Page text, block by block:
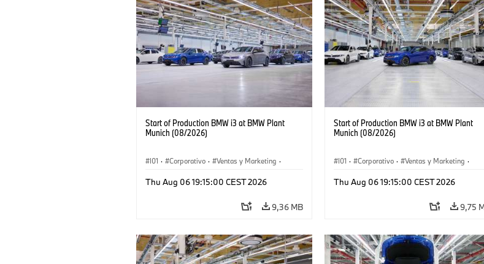
Start of Production BMW i3 at BMW Plant
Munich (08/2026)
I01 · Corporativo · Ventas y Marketing ·
Thu Aug 06 19:15:00 CEST 2026
9,36 MB
Start of Production BMW i3 at BMW Plant
Munich (08/2026)
I01 · Corporativo · Ventas y Marketing ·
Thu Aug 06 19:15:00 CEST 2026
9,75